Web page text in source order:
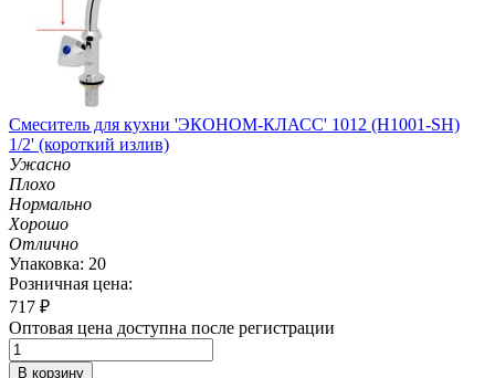
Смеситель для кухни 'ЭКОНОМ-КЛАСС' 1012 (H1001-SH)
1/2' (короткий излив)
Ужасно
Плохо
Нормально
Хорошо
Отлично
Упаковка: 20
Розничная цена:
717 ₽
Оптовая цена доступна после регистрации
В корзину